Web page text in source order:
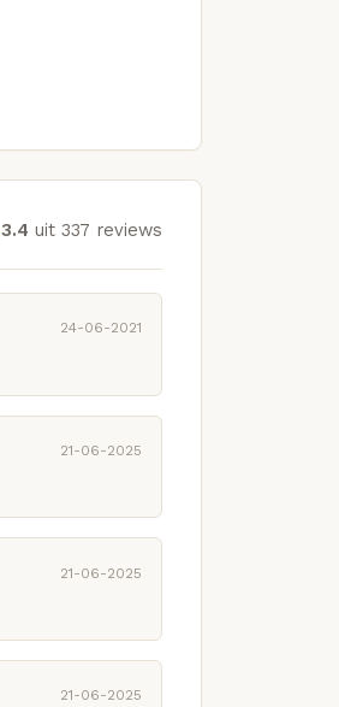
3.4 uit 337 reviews
24-06-2021
21-06-2025
21-06-2025
21-06-2025